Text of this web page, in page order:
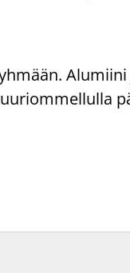
Alumiini